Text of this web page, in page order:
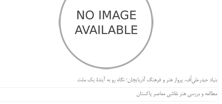
بنیاد حیدرعلی‌اُف، پرواز هنر و فرهنگ آذربایجان؛ نگاه رو به آیندۀ یک ملت
مطالعه و بررسی هنر نقاشی معاصر پاکستان